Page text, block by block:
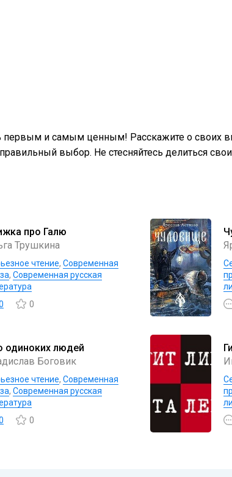
и самым ценным! Расскажите о своих
выбор. Не стесняйтесь делиться
про Галю
Трушкина
чтение, Современная
, Современная русская
0
одиноких людей
Боговик
чтение, Современная
, Современная русская
0